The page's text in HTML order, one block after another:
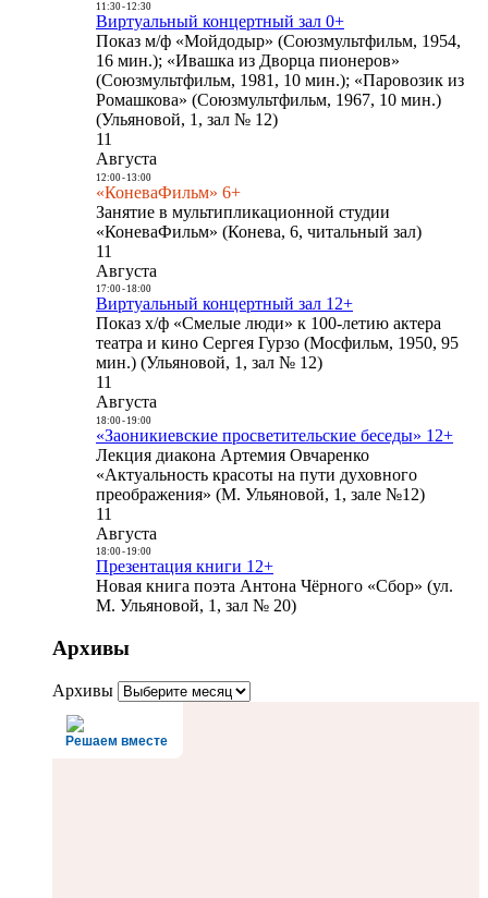
11:30- 12:30
Виртуальный концертный зал 0+
Показ м/ф «Мойдодыр» (Союзмультфильм, 1954,
16 мин.); «Ивашка из Дворца пионеров»
(Союзмультфильм, 1981, 10 мин.); «Паровозик из
Ромашкова» (Союзмультфильм, 1967, 10 мин.)
(Ульяновой, 1, зал № 12)
11
Августа
12:00- 13:00
«КоневаФильм» 6+
Занятие в мультипликационной студии
«КоневаФильм» (Конева, 6, читальный зал)
11
Августа
17:00- 18:00
Виртуальный концертный зал 12+
Показ х/ф «Смелые люди» к 100-летию актера
театра и кино Сергея Гурзо (Мосфильм, 1950, 95
мин.) (Ульяновой, 1, зал № 12)
11
Августа
18:00- 19:00
«Заоникиевские просветительские беседы» 12+
Лекция диакона Артемия Овчаренко
«Актуальность красоты на пути духовного
преображения» (М. Ульяновой, 1, зале №12)
11
Августа
18:00- 19:00
Презентация книги 12+
Новая книга поэта Антона Чёрного «Сбор» (ул.
М. Ульяновой, 1, зал № 20)
Архивы
Архивы
Решаем вместе